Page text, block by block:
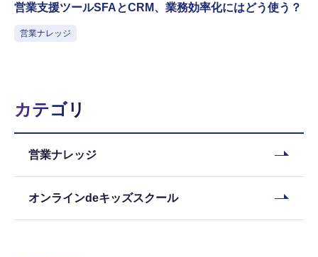
営業支援ツールSFAとCRM、業務効率化にはどう使う？
営業ナレッジ
カテゴリ
営業ナレッジ
オンラインdeキッズスクール